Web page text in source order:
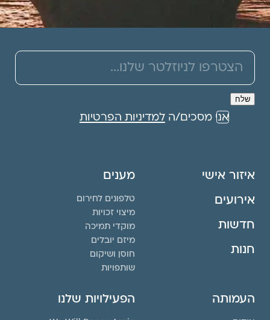
אני מסכים/הלמדיניות הפרטיות
איזור אישי
אירועים
חדשות
חנות
מענים
טלפונים לחירום
מיצוי זכויות
מוקדי תמיכה
מיזם יובלים
חוסן ושיקום
שותפויות
העמותה הפעילויות שלנו